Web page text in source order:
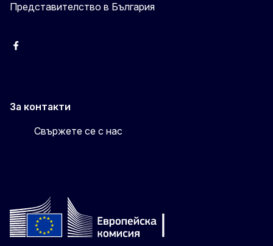
Представителство в България
Facebook
За контакти
Свържете се с нас